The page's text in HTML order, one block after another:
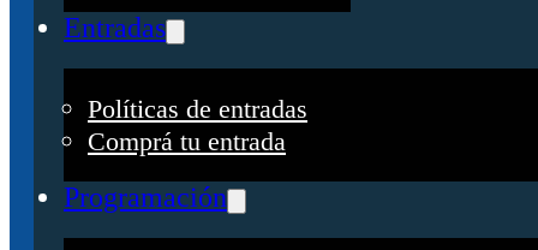
Entradas
Políticas de entradas
Comprá tu entrada
Programación